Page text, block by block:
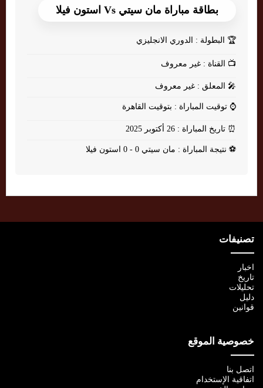
بطاقة مباراة مان سيتي Vs استون فيلا
🏆 البطولة : الدوري الانجليزي
📺 القناة : غير معروف
🎤 المعلق : غير معروف
⌚ توقيت المباراة : بتوقيت القاهرة
⏰ تاريخ المباراة : 26 أكتوبر 2025
⚽ نتيجة المباراة : مان سيتي 0 - 0 استون فيلا
تصنيفات
اخبار
تاريخ
تحليلات
دليل
قوانين
خصوصية الموقع
اتصل بنا
اتفاقية الإستخدام